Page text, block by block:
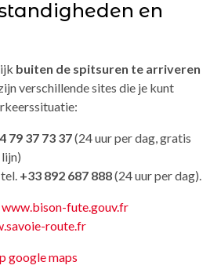
en
buiten de spitsuren te arriveren
zijn verschillende sites die je kunt
79 37 73 37(24 uur per dag, gratis
+33 892 687 888(24 uur per dag).
www.bison-fute.gouv.fr
route.fr
google maps